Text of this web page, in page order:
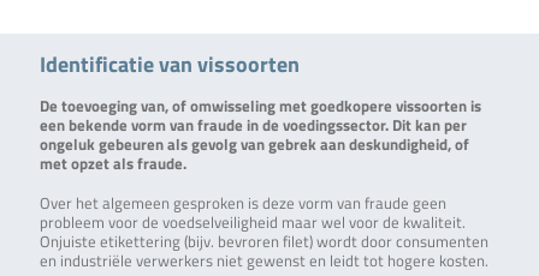
Identificatie van vissoorten
De toevoeging van, of omwisseling met goedkopere vissoorten is
een bekende vorm van fraude in de voedingssector. Dit kan per
ongeluk gebeuren als gevolg van gebrek aan deskundigheid, of
met opzet als fraude.
Over het algemeen gesproken is deze vorm van fraude geen
probleem voor de voedselveiligheid maar wel voor de kwaliteit.
Onjuiste etikettering (bijv. bevroren filet) wordt door consumenten
en industriële verwerkers niet gewenst en leidt tot hogere kosten.